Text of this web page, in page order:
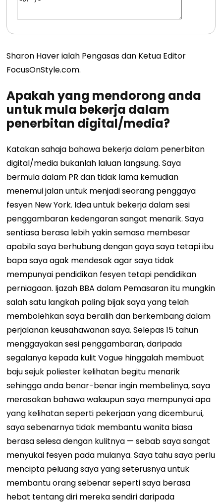
Sharon Haver ialah Pengasas dan Ketua Editor
FocusOnStyle.com.
Apakah yang mendorong anda
untuk mula bekerja dalam
penerbitan digital/media?
Katakan sahaja bahawa bekerja dalam penerbitan
digital/media bukanlah laluan langsung. Saya
bermula dalam PR dan tidak lama kemudian
menemui jalan untuk menjadi seorang penggaya
fesyen New York. Idea untuk bekerja dalam sesi
penggambaran kedengaran sangat menarik. Saya
sentiasa berasa lebih yakin semasa membesar
apabila saya berhubung dengan gaya saya tetapi ibu
bapa saya agak mendesak agar saya tidak
mempunyai pendidikan fesyen tetapi pendidikan
perniagaan. Ijazah BBA dalam Pemasaran itu mungkin
salah satu langkah paling bijak saya yang telah
membolehkan saya beralih dan berkembang dalam
perjalanan keusahawanan saya. Selepas 15 tahun
menggayakan sesi penggambaran, daripada
segalanya kepada kulit Vogue hinggalah membuat
baju sejuk poliester kelihatan begitu menarik
sehingga anda benar-benar ingin membelinya, saya
merasakan bahawa walaupun saya mempunyai apa
yang kelihatan seperti pekerjaan yang dicemburui,
saya sebenarnya tidak membantu wanita biasa
berasa selesa dengan kulitnya — sebab saya sangat
menyukai fesyen pada mulanya. Saya tahu saya perlu
mencipta peluang saya yang seterusnya untuk
membantu orang sebenar seperti saya berasa
hebat tentang diri mereka sendiri daripada